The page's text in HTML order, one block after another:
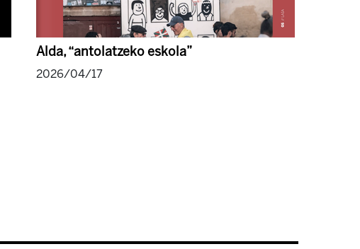
Alda, “antolatzeko eskola”
2026/04/17